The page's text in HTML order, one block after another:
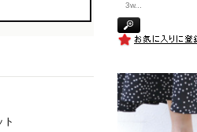
ト
3w...